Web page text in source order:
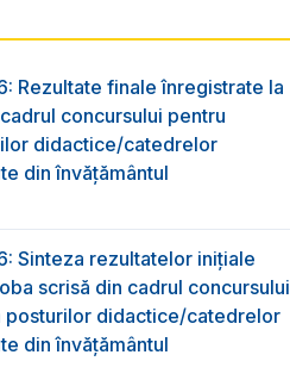
Rezultate finale înregistrate la
concursului pentru
didactice/catedrelor
din învăţământul
Sinteza rezultatelor inițiale
scrisă din cadrul concursului
posturilor didactice/catedrelor
din învăţământul